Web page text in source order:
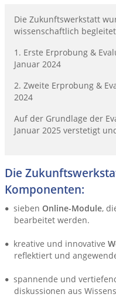
Die Zukunftswerkstatt
wissenschaftlich
1. Erste Erprobung &
Januar 2024
2. Zweite Erprobung &
2024
Auf der Grundlage der
Januar 2025 verstetigt
Die
Komponenten:
sieben Online-Module,
bearbeitet werden.
kreative und innovative
reflektiert und
spannende und
diskussionen aus